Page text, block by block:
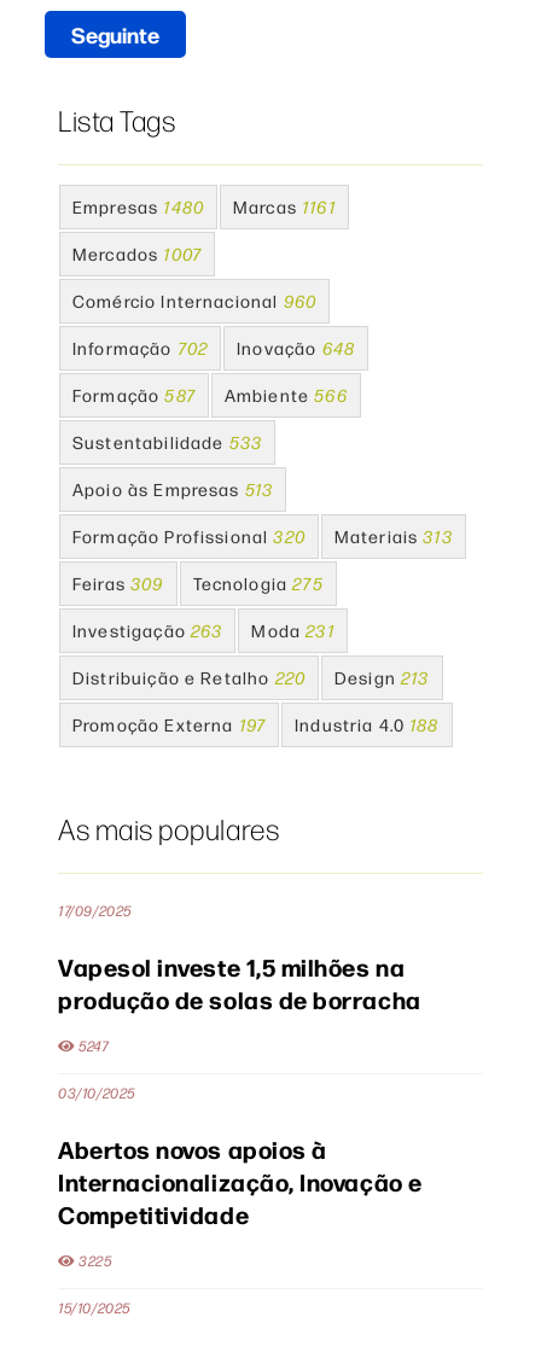
Seguinte
Lista Tags
Empresas 1480 Marcas 1161
Mercados 1007
Comércio Internacional 960
Informação 702 Inovação 648
Formação 587 Ambiente 566
Sustentabilidade 533
Apoio às Empresas 513
Formação Profissional 320 Materiais 313
Feiras 309 Tecnologia 275
Investigação 263 Moda 231
Distribuição e Retalho 220 Design 213
Promoção Externa 197 Industria 4.0 188
As mais populares
17/09/2025
Vapesol investe 1,5 milhões na
produção de solas de borracha
5247
03/10/2025
Abertos novos apoios à
Internacionalização, Inovação e
Competitividade
3225
15/10/2025